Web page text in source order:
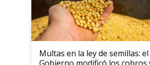
Multas en la ley de semillas: el